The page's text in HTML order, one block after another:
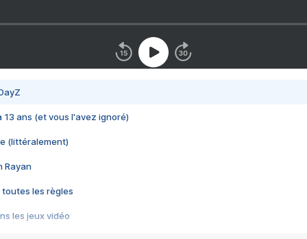
13 ans (et vous l'avez ignoré)
(littéralement)
Rayan
toutes les règles
les jeux vidéo